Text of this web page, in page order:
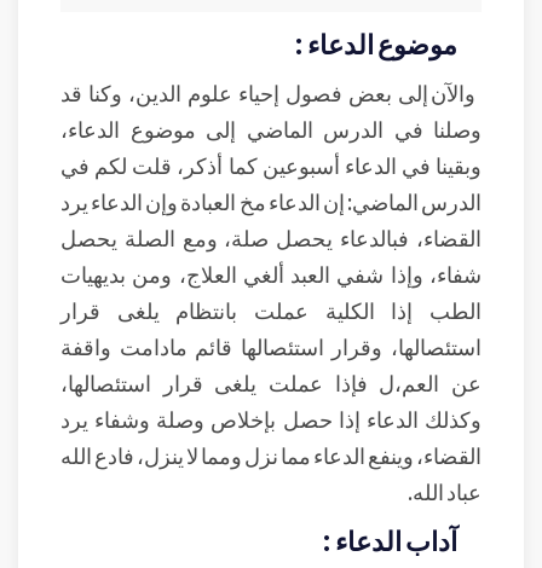
موضوع الدعاء :
والآن إلى بعض فصول إحياء علوم الدين، وكنا قد
وصلنا في الدرس الماضي إلى موضوع الدعاء،
وبقينا في الدعاء أسبوعين كما أذكر، قلت لكم في
الدرس الماضي: إن الدعاء مخ العبادة وإن الدعاء يرد
القضاء، فبالدعاء يحصل صلة، ومع الصلة يحصل
شفاء، وإذا شفي العبد ألغي العلاج، ومن بديهيات
الطب إذا الكلية عملت بانتظام يلغى قرار
استئصالها، وقرار استئصالها قائم مادامت واقفة
عن العم،ل فإذا عملت يلغى قرار استئصالها،
وكذلك الدعاء إذا حصل بإخلاص وصلة وشفاء يرد
القضاء، وينفع الدعاء مما نزل ومما لا ينزل، فادع الله
عباد الله.
آداب الدعاء :